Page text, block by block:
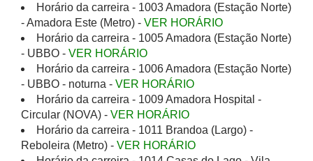
Horário da carreira - 1003 Amadora (Estação Norte)
- Amadora Este (Metro) - VER HORÁRIO
Horário da carreira - 1005 Amadora (Estação Norte)
- UBBO - VER HORÁRIO
Horário da carreira - 1006 Amadora (Estação Norte)
- UBBO - noturna - VER HORÁRIO
Horário da carreira - 1009 Amadora Hospital -
Circular (NOVA) - VER HORÁRIO
Horário da carreira - 1011 Brandoa (Largo) -
Reboleira (Metro) - VER HORÁRIO